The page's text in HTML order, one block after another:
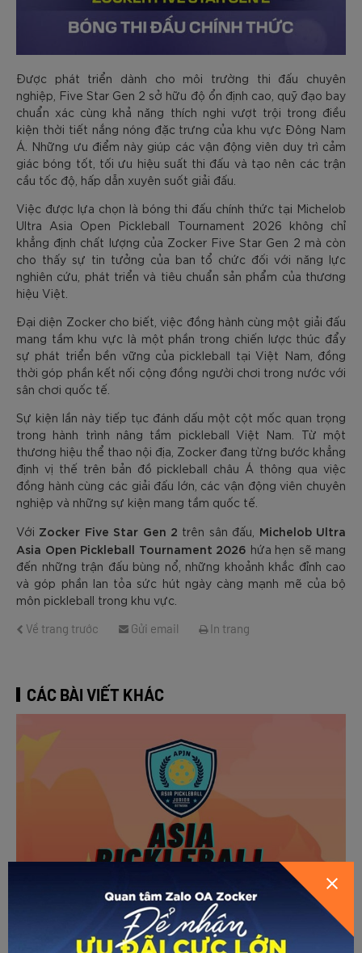
Được phát triển dành cho môi trường thi đấu chuyên
nghiệp, Five Star Gen 2 sở hữu độ ổn định cao, quỹ đạo bay
chuẩn xác cùng khả năng thích nghi vượt trội trong điều
kiện thời tiết nắng nóng đặc trưng của khu vực Đông Nam
Á. Những ưu điểm này giúp các vận động viên duy trì cảm
giác bóng tốt, tối ưu hiệu suất thi đấu và tạo nên các trận
cầu tốc độ, hấp dẫn xuyên suốt giải đấu.
Việc được lựa chọn là bóng thi đấu chính thức tại Michelob
Ultra Asia Open Pickleball Tournament 2026 không chỉ
khẳng định chất lượng của Zocker Five Star Gen 2 mà còn
cho thấy sự tin tưởng của ban tổ chức đối với năng lực
nghiên cứu, phát triển và tiêu chuẩn sản phẩm của thương
hiệu Việt.
Đại diện Zocker cho biết, việc đồng hành cùng một giải đấu
mang tầm khu vực là một phần trong chiến lược thúc đẩy
sự phát triển bền vững của pickleball tại Việt Nam, đồng
thời góp phần kết nối cộng đồng người chơi trong nước với
sân chơi quốc tế.
Sự kiện lần này tiếp tục đánh dấu một cột mốc quan trọng
trong hành trình nâng tầm pickleball Việt Nam. Từ một
thương hiệu thể thao nội địa, Zocker đang từng bước khẳng
định vị thế trên bản đồ pickleball châu Á thông qua việc
đồng hành cùng các giải đấu lớn, các vận động viên chuyên
nghiệp và những sự kiện mang tầm quốc tế.
Với Zocker Five Star Gen 2 trên sân đấu, Michelob Ultra
Asia Open Pickleball Tournament 2026 hứa hẹn sẽ mang
đến những trận đấu bùng nổ, những khoảnh khắc đỉnh cao
và góp phần lan tỏa sức hút ngày càng mạnh mẽ của bộ
môn pickleball trong khu vực.
Về trang trước
Gửi email In trang
CÁC BÀI VIẾT KHÁC
Asia Pickleball Junior Open 2026: Sân chơi quốc